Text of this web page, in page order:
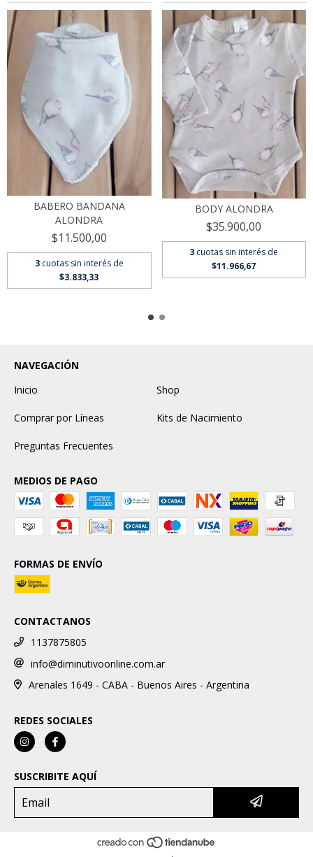
BABERO BANDANA
ALONDRA
$11.500,00
3 cuotas sin interés de
$3.833,33
BODY ALONDRA
$35.900,00
3 cuotas sin interés de
$11.966,67
NAVEGACIÓN
Inicio
Shop
Comprar por Líneas Kits de Nacimiento
Preguntas Frecuentes
MEDIOS DE PAGO
FORMAS DE ENVÍO
CONTACTANOS
1137875805
info@diminutivoonline.com.ar
Arenales 1649 - CABA - Buenos Aires - Argentina
REDES SOCIALES
SUSCRIBITE AQUÍ